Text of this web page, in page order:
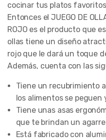
cocinar tus platos
Entonces el JUEGO DE
ROJO es el producto que
ollas tiene un diseño
rojo que le dará un toque
Además, cuenta con las
Tiene un recubrimiento
los alimentos se
Tiene unas asas
que te brindan un
Está fabricado con